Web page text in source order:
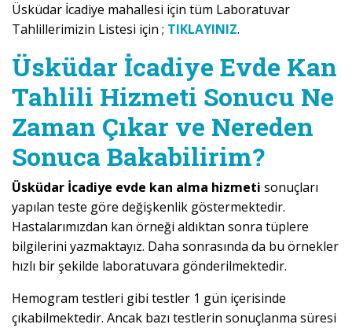
Üsküdar İcadiye mahallesi için tüm Laboratuvar
Tahlillerimizin Listesi için ; TIKLAYINIZ.
Üsküdar İcadiye Evde Kan
Tahlili Hizmeti Sonucu Ne
Zaman Çıkar ve Nereden
Sonuca Bakabilirim?
Üsküdar İcadiye evde kan alma hizmeti sonuçları
yapılan teste göre değişkenlik göstermektedir.
Hastalarımızdan kan örneği aldıktan sonra tüplere
bilgilerini yazmaktayız. Daha sonrasında da bu örnekler
hızlı bir şekilde laboratuvara gönderilmektedir.
Hemogram testleri gibi testler 1 gün içerisinde
çıkabilmektedir. Ancak bazı testlerin sonuçlanma süresi